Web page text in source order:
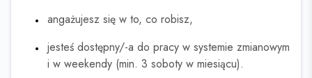
angażujesz się w to, co robisz,
jesteś dostępny/-a do pracy w systemie zmianowym
i w weekendy (min. 3 soboty w miesiącu).